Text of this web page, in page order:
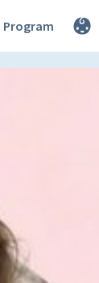
Program